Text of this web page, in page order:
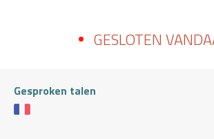
GESLOTEN
Gesproken talen